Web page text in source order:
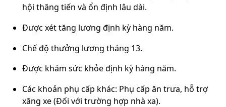
hội thăng tiến và ổn định lâu dài.
Được xét tăng lương định kỳ hàng năm.
Chế độ thưởng lương tháng 13.
Được khám sức khỏe định kỳ hàng năm.
Các khoản phụ cấp khác: Phụ cấp ăn trưa, hỗ trợ
xăng xe (Đối với trường hợp nhà xa).